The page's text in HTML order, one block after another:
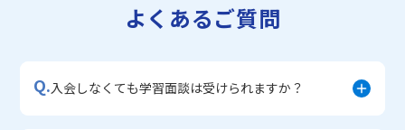
・宿題サポートコース
・学習習慣定着コース
よくあるご質問
Q.入会しなくても学習面談は受けられますか？